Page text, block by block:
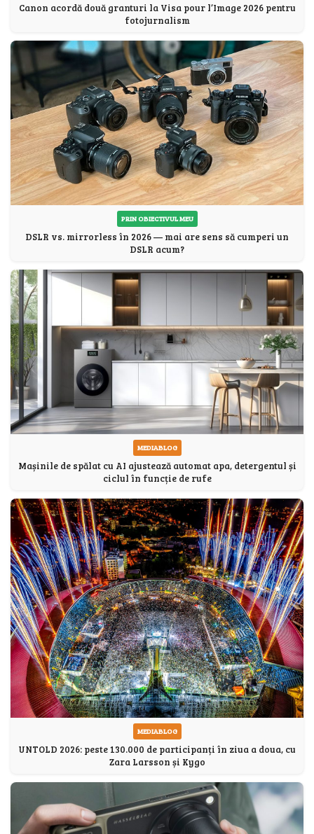
Canon acordă două granturi la Visa pour l’Image 2026 pentru
fotojurnalism
PRIN OBIECTIVUL MEU
DSLR vs. mirrorless în 2026 — mai are sens să cumperi un
DSLR acum?
MEDIABLOG
Mașinile de spălat cu AI ajustează automat apa, detergentul și
ciclul în funcție de rufe
MEDIABLOG
UNTOLD 2026: peste 130.000 de participanți în ziua a doua, cu
Zara Larsson și Kygo